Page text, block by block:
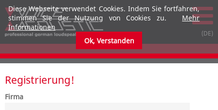
Registrierung!
Firma
Diese Webseite verwendet Cookies. Indem Sie fortfahren,
stimmen Sie der Nutzung von Cookies zu.
Mehr
Informationen
Ok, Verstanden